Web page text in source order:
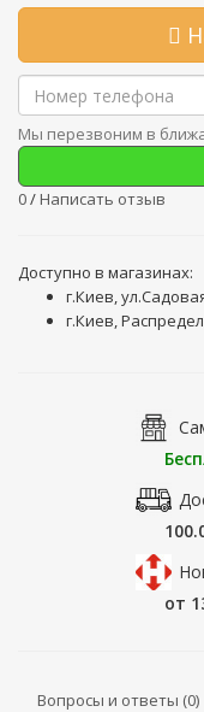
Мы перезвоним в
0/ Написать отзыв
Доступно в магазинах:
г.Киев,
г.Киев,
от
Вопросы и ответы (0)